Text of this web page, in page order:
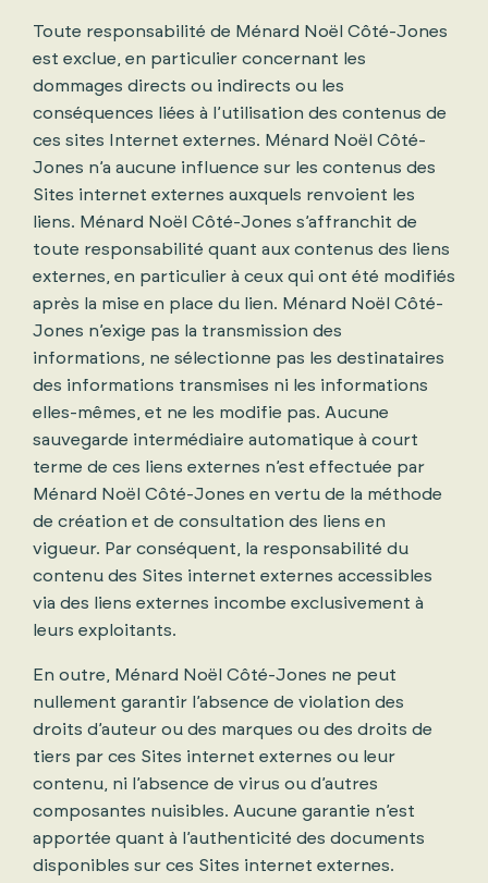
Toute responsabilité de Ménard Noël Côté-Jones
est exclue, en particulier concernant les
dommages directs ou indirects ou les
conséquences liées à l’utilisation des contenus de
ces sites Internet externes. Ménard Noël Côté-
Jones n’a aucune influence sur les contenus des
Sites internet externes auxquels renvoient les
liens. Ménard Noël Côté-Jones s’affranchit de
toute responsabilité quant aux contenus des liens
externes, en particulier à ceux qui ont été modifiés
après la mise en place du lien. Ménard Noël Côté-
Jones n’exige pas la transmission des
informations, ne sélectionne pas les destinataires
des informations transmises ni les informations
elles-mêmes, et ne les modifie pas. Aucune
sauvegarde intermédiaire automatique à court
terme de ces liens externes n’est effectuée par
Ménard Noël Côté-Jones en vertu de la méthode
de création et de consultation des liens en
vigueur. Par conséquent, la responsabilité du
contenu des Sites internet externes accessibles
via des liens externes incombe exclusivement à
leurs exploitants.
En outre, Ménard Noël Côté-Jones ne peut
nullement garantir l’absence de violation des
droits d’auteur ou des marques ou des droits de
tiers par ces Sites internet externes ou leur
contenu, ni l’absence de virus ou d’autres
composantes nuisibles. Aucune garantie n’est
apportée quant à l’authenticité des documents
disponibles sur ces Sites internet externes.